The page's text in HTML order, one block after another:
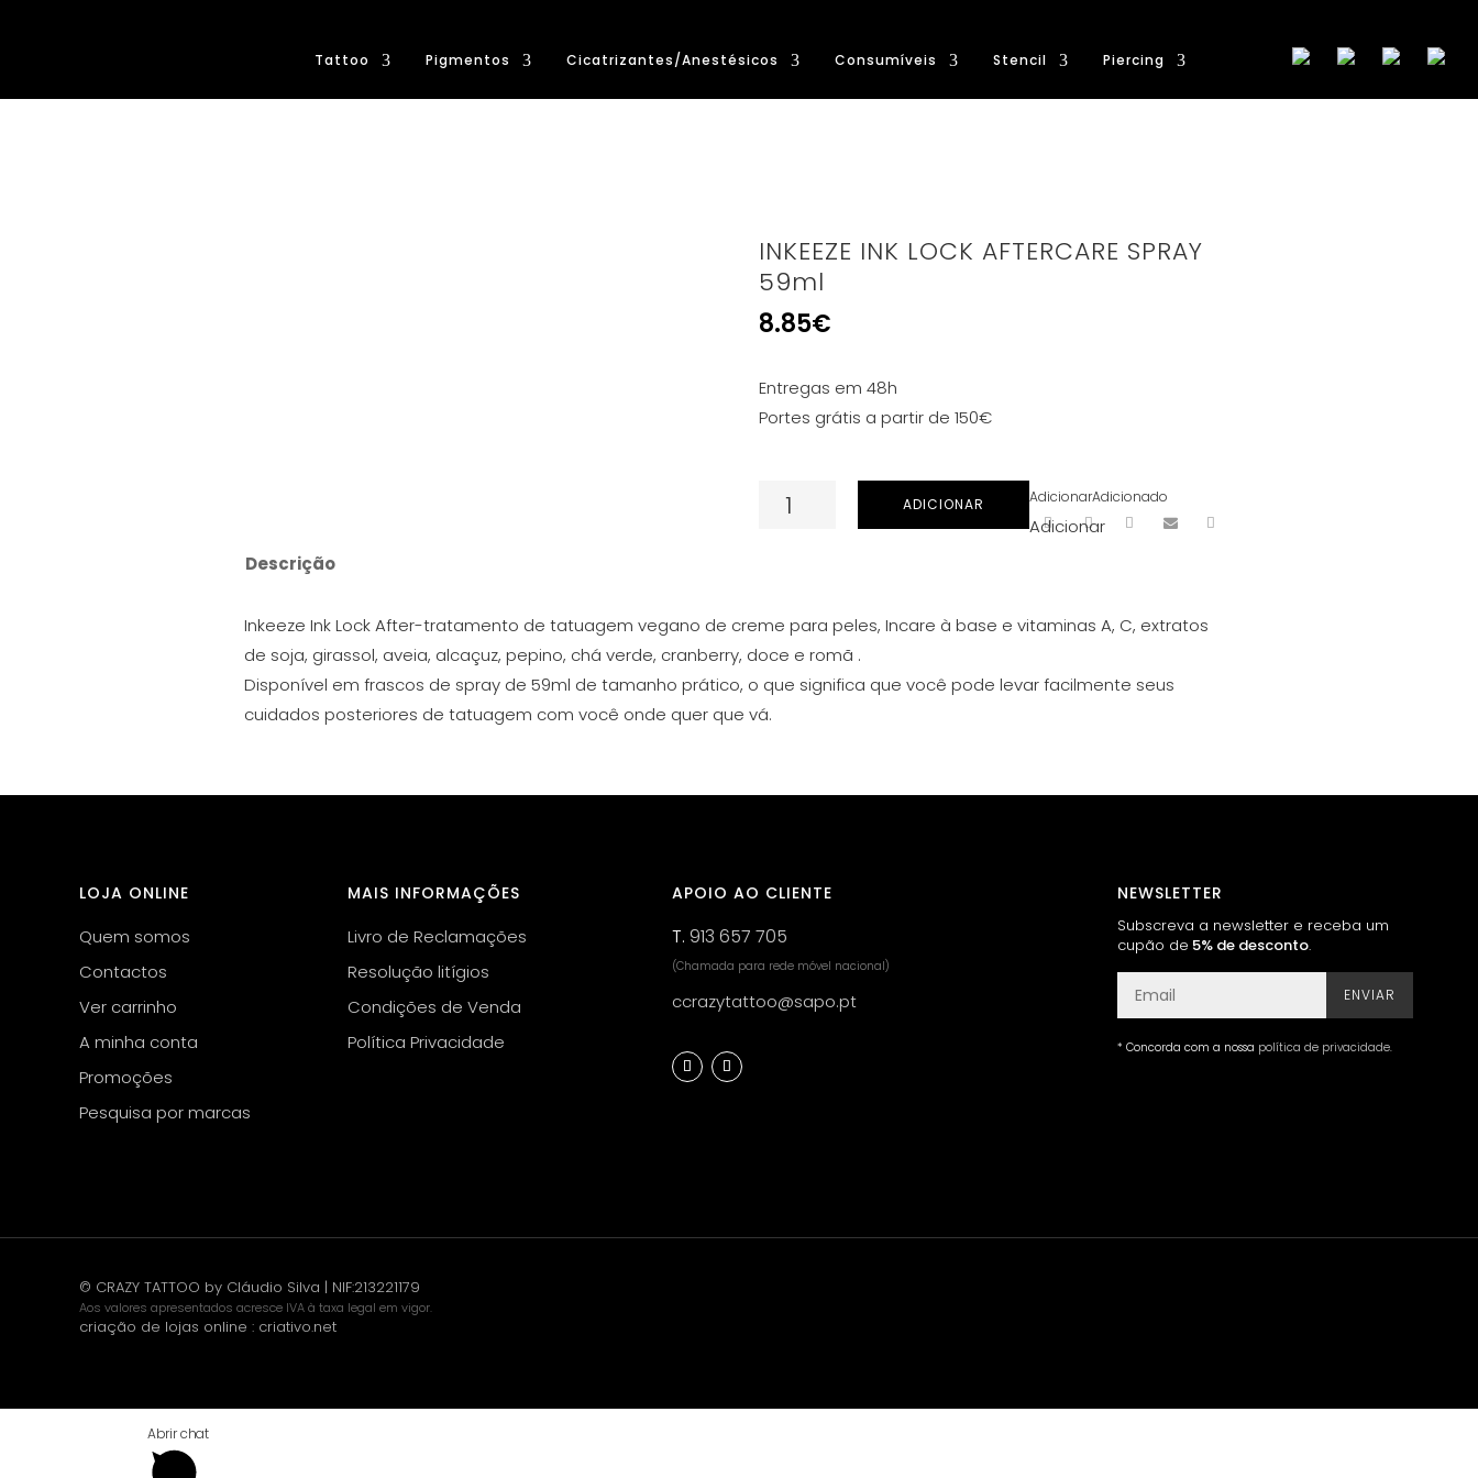
Tattoo Pigmentos Cicatrizantes/Anestésicos Consumíveis Stencil Piercing
INKEEZE INK LOCK AFTERCARE SPRAY
59ml
8.85€
Entregas em 48h
Portes grátis a partir de 150€
Quantidade
AFTERCARE
59ml
ADICIONAR AdicionarAdicionado
Adicionar
Descrição
Inkeeze Ink Lock After-tratamento de tatuagem vegano de creme para peles, Incare à base e vitaminas A, C, extratos
de soja, girassol, aveia, alcaçuz, pepino, chá verde, cranberry, doce e romã .
Disponível em frascos de spray de 59ml de tamanho prático, o que significa que você pode levar facilmente seus
cuidados posteriores de tatuagem com você onde quer que vá.
LOJA ONLINE
Quem somos
Contactos
Ver carrinho
A minha conta
Promoções
Pesquisa por marcas
MAIS INFORMAÇÕES
Livro de Reclamações
Resolução litígios
Condições de Venda
Política Privacidade
APOIO AO CLIENTE
T. 913 657 705
(Chamada para rede móvel nacional)
ccrazytattoo@sapo.pt
NEWSLETTER
Subscreva a newsletter e receba um
cupão de 5% de desconto.
ENVIAR
* Concorda com a nossa política de privacidade.
© CRAZY TATTOO by Cláudio Silva | NIF:213221179
Aos valores apresentados acresce IVA à taxa legal em vigor.
criação de lojas online : criativo.net
Abrir chat